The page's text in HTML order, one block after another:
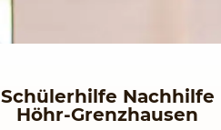
Schülerhilfe Nachhilfe
Höhr-Grenzhausen